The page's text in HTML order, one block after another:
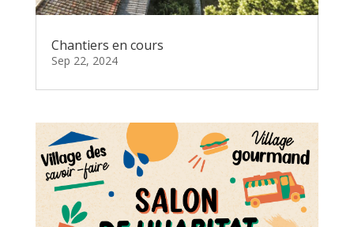
Chantiers en cours
Sep 22, 2024